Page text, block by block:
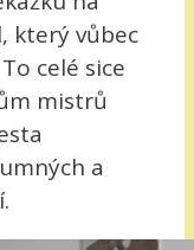
který vůbec
celé sice
mistrů
a